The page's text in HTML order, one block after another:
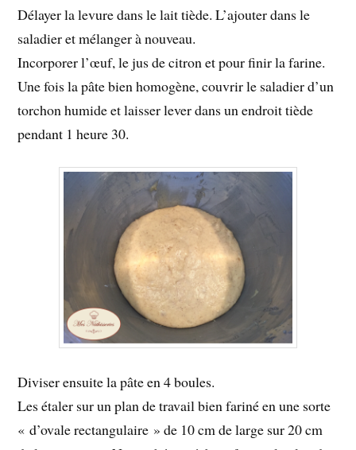
Délayer la levure dans le lait tiède. L’ajouter dans le
saladier et mélanger à nouveau.
Incorporer l’œuf, le jus de citron et pour finir la farine.
Une fois la pâte bien homogène, couvrir le saladier d’un
torchon humide et laisser lever dans un endroit tiède
pendant 1 heure 30.
Diviser ensuite la pâte en 4 boules.
Les étaler sur un plan de travail bien fariné en une sorte
« d’ovale rectangulaire » de 10 cm de large sur 20 cm